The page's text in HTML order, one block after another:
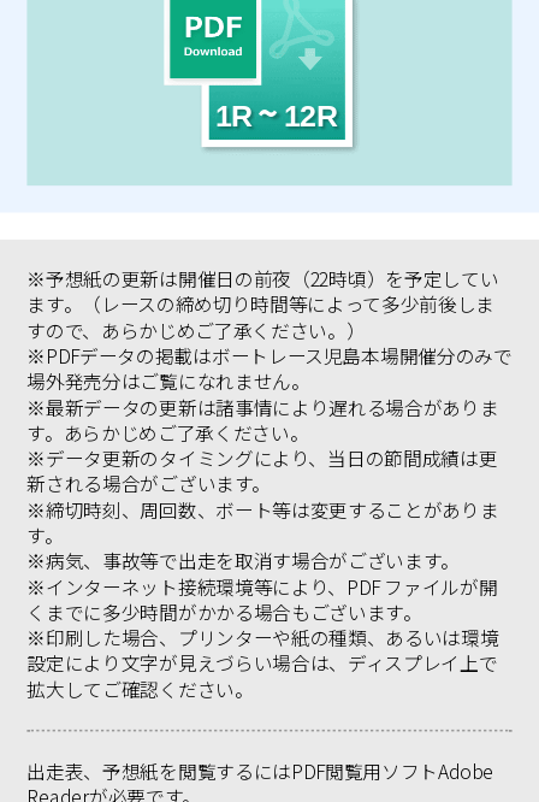
1R~ 12R
※予想紙の更新は開催日の前夜（22時頃）を予定してい
ます。（レースの締め切り時間等によって多少前後しま
すので、あらかじめご了承ください。）
※PDFデータの掲載はボートレース児島本場開催分のみで
場外発売分はご覧になれません。
※最新データの更新は諸事情により遅れる場合がありま
す。あらかじめご了承ください。
※データ更新のタイミングにより、当日の節間成績は更
新される場合がございます。
※締切時刻、周回数、ボート等は変更することがありま
す。
※病気、事故等で出走を取消す場合がございます。
※インターネット接続環境等により、PDF ファイルが開
くまでに多少時間がかかる場合もございます。
※印刷した場合、プリンターや紙の種類、あるいは環境
設定により文字が見えづらい場合は、ディスプレイ上で
拡大してご確認ください。
出走表、予想紙を閲覧するにはPDF閲覧用ソフトAdobe
Readerが必要です。